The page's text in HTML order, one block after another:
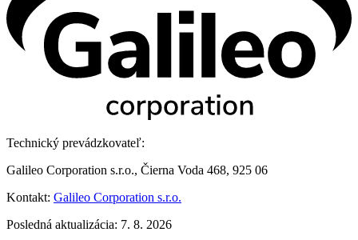
Technický prevádzkovateľ:
Galileo Corporation s.r.o., Čierna Voda 468, 925 06
Kontakt: Galileo Corporation s.r.o.
Posledná aktualizácia: 7. 8. 2026